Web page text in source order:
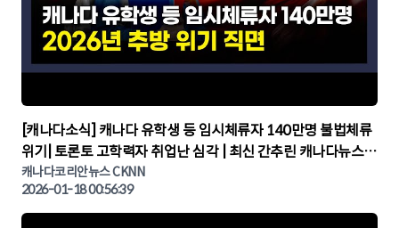
▶
[캐나다소식] 캐나다 유학생 등 임시체류자 140만명 불법체류
위기| 토론토 고학력자 취업난 심각 | 최신 간추린 캐나다뉴스 |
CKNNEWS, 캐나다코리안뉴스
캐나다코리안뉴스 CKNN
2026-01-18 00:56:39